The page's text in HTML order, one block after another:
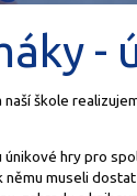
-
škole
hry pro
museli